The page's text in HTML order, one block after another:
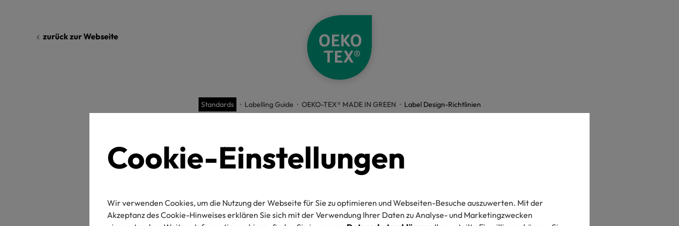
Cookie-Einstellungen
Wir verwenden Cookies, um die Nutzung der Webseite für Sie zu optimieren und Webseiten-Besuche auszuwerten. Mit der
Akzeptanz des Cookie-Hinweises erklären Sie sich mit der Verwendung Ihrer Daten zu Analyse- und Marketingzwecken
zurück zur Webseite
Standards Labelling Guide OEKO-TEX® MADE IN GREEN Label Design-Richtlinien
Labelling Guide